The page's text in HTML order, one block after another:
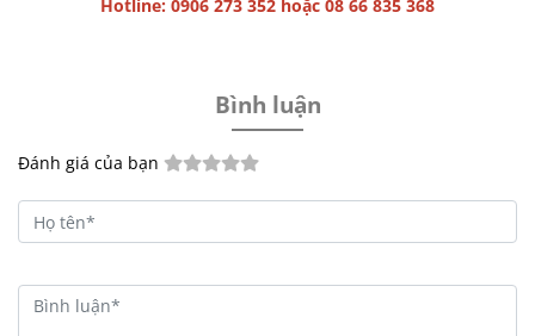
Hotline: 0906 273 352 hoặc 08 66 835 368
Bình luận
Đánh giá của bạn